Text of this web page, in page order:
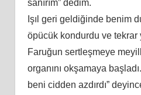
sanırım” dedim.
Işıl geri geldiğinde benim
öpücük kondurdu ve tekrar
Faruğun sertleşmeye
organını okşamaya
beni cidden azdırdı”